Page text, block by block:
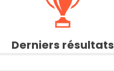
Derniers résultats